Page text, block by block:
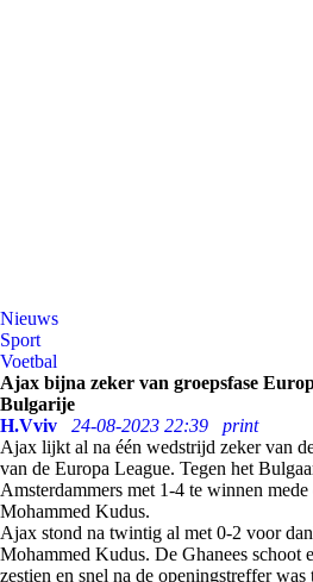
Nieuws
Sport
Voetbal
Ajax bijna zeker van groepsfase
Bulgarije
H.Vviv
24-08-2023 22:39
print
Ajax lijkt al na één wedstrijd zeker van
van de Europa League. Tegen het
Amsterdammers met 1-4 te winnen
Mohammed Kudus.
Ajax stond na twintig al met 0-2 voor
Mohammed Kudus. De Ghanees schoot
zestien en snel na de openingstreffer